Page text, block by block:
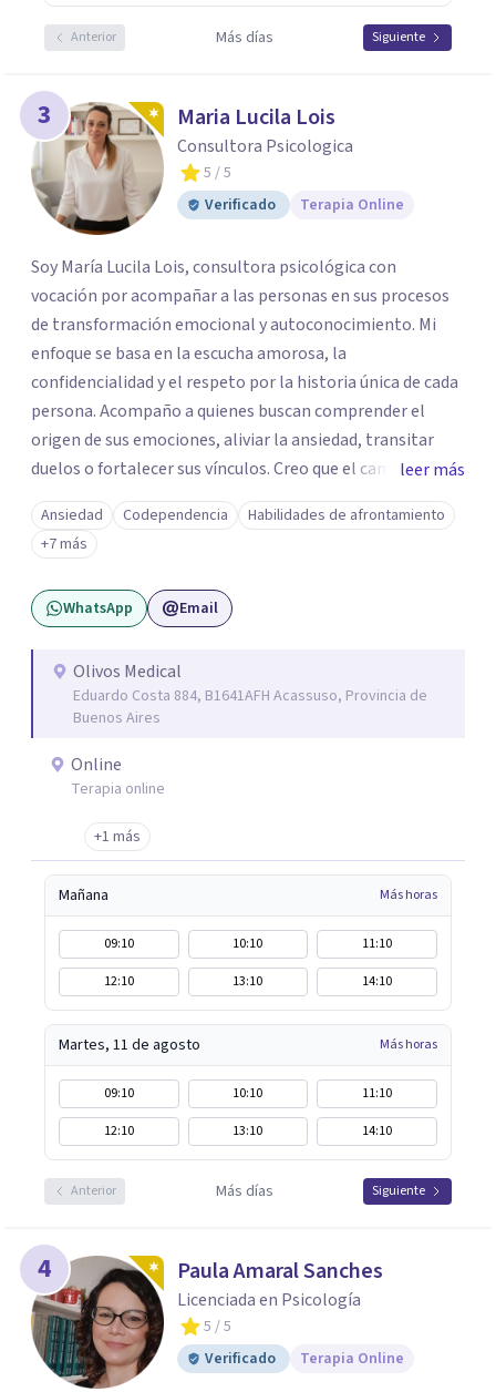
Anterior Más días Siguiente
3 Maria Lucila Lois
Consultora Psicologica
5 / 5
Verificado
Terapia Online
Soy María Lucila Lois, consultora psicológica con
vocación por acompañar a las personas en sus procesos
de transformación emocional y autoconocimiento. Mi
enfoque se basa en la escucha amorosa, la
confidencialidad y el respeto por la historia única de cada
persona. Acompaño a quienes buscan comprender el
origen de sus emociones, aliviar la ansiedad, transitar
duelos o fortalecer sus vínculos. Creo que el camino hacia
una vida más auténtica comienza cuando nos animamos
a mirar hacia adentro y a reconocer las raíces de lo que
sentimos.
leer más
Ansiedad Codependencia
Habilidades de afrontamiento
+7 más
WhatsApp Email
Olivos Medical
Eduardo Costa 884, B1641AFH Acassuso, Provincia de
Buenos Aires
Online
Terapia online
+1 más
Mañana Más horas
09:10 10:10
11:10
12:10
13:10 14:10
Martes, 11 de agosto Más horas
09:10 10:10
11:10
12:10
13:10 14:10
Anterior Más días Siguiente
4 Paula Amaral Sanches
Licenciada en Psicología
5 / 5
Verificado
Terapia Online